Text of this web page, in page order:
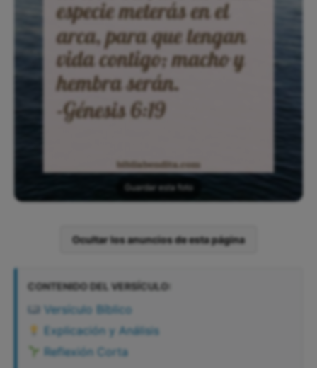
Guardar esta foto
Ocultar los anuncios de esta página
CONTENIDO DEL VERSÍCULO:
Versículo Bíblico
Explicación y Análisis
Reflexión Corta